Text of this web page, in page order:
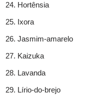
Hortênsia
Ixora
Jasmim-amarelo
Kaizuka
Lavanda
Lírio-do-brejo